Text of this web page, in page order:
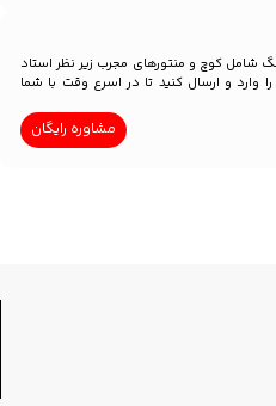
شامل کوچ و منتورهای مجرب زیر نظر استاد
وارد و ارسال کنید تا در اسرع وقت با شما
مشاوره رایگان